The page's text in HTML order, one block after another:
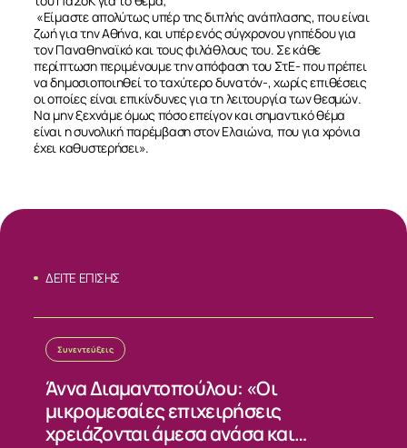
«Είμαστε απολύτως υπέρ της διπλής ανάπλασης, που είναι
ζωή για την Αθήνα, και υπέρ ενός σύγχρονου γηπέδου για
τον Παναθηναϊκό και τους φιλάθλους του. Σε κάθε
περίπτωση περιμένουμε την απόφαση του ΣτΕ- που πρέπει
να δημοσιοποιηθεί το ταχύτερο δυνατόν-, χωρίς επιθέσεις
οι οποίες είναι επικίνδυνες για τη λειτουργία των θεσμών.
Να μην ξεχνάμε όμως πόσο επείγον και σημαντικό θέμα
είναι η συνολική παρέμβαση στον Ελαιώνα, που για χρόνια
έχει καθυστερήσει».
ΔΕΙΤΕ ΕΠΙΣΗΣ
Συνεντεύξεις
Άννα Διαμαντοπούλου: «Οι
μικρομεσαίες επιχειρήσεις
χρειάζονται άμεσα ανάσα και